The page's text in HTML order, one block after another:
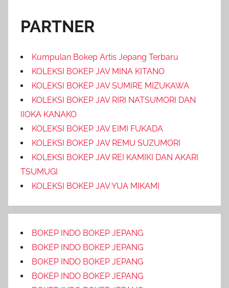
PARTNER
Kumpulan Bokep Artis Jepang Terbaru
KOLEKSI BOKEP JAV MINA KITANO
KOLEKSI BOKEP JAV SUMIRE MIZUKAWA
KOLEKSI BOKEP JAV RIRI NATSUMORI DAN
IIOKA KANAKO
KOLEKSI BOKEP JAV EIMI FUKADA
KOLEKSI BOKEP JAV REMU SUZUMORI
KOLEKSI BOKEP JAV REI KAMIKI DAN AKARI
TSUMUGI
KOLEKSI BOKEP JAV YUA MIKAMI
BOKEP INDO BOKEP JEPANG
BOKEP INDO BOKEP JEPANG
BOKEP INDO BOKEP JEPANG
BOKEP INDO BOKEP JEPANG